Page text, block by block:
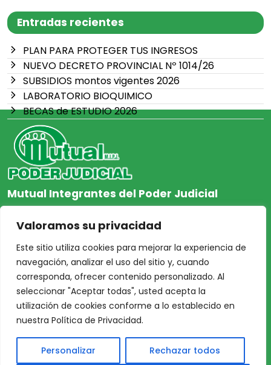
Valoramos su privacidad
Este sitio utiliza cookies para mejorar la experiencia de
navegación, analizar el uso del sitio y, cuando
corresponda, ofrecer contenido personalizado. Al
seleccionar "Aceptar todas", usted acepta la
utilización de cookies conforme a lo establecido en
nuestra Política de Privacidad.
Personalizar Rechazar todos
Entradas recientes
PLAN PARA PROTEGER TUS INGRESOS
NUEVO DECRETO PROVINCIAL Nº 1014/26
SUBSIDIOS montos vigentes 2026
LABORATORIO BIOQUIMICO
BECAS de ESTUDIO 2026
Mutual Integrantes del Poder Judicial
afiliacion@mjpj.org.ar
+54 9 342 467-4510
NOSOTROS
Inicio
Acceso Asociados
Nosotros
CENTRO DE AYUDA
Protección de Datos
Personales